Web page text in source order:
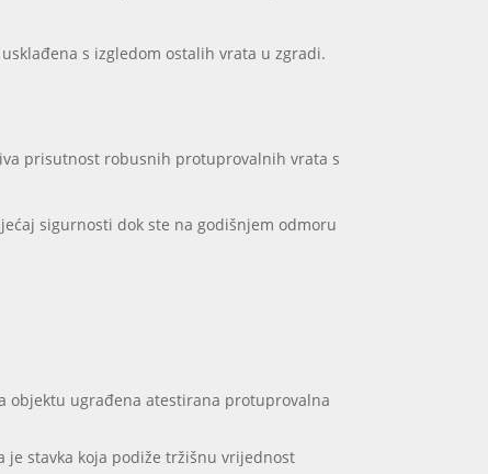
s izgledom ostalih vrata u zgradi.
prisutnost robusnih protuprovalnih vrata s
sigurnosti dok ste na godišnjem odmoru
objektu ugrađena atestirana protuprovalna
stavka koja podiže tržišnu vrijednost